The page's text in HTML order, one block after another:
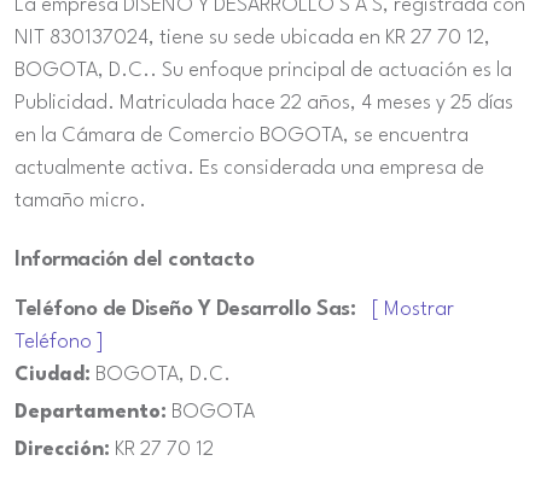
La empresa DISEÑO Y DESARROLLO S A S, registrada con
NIT 830137024, tiene su sede ubicada en KR 27 70 12,
BOGOTA, D.C.. Su enfoque principal de actuación es la
Publicidad. Matriculada hace 22 años, 4 meses y 25 días
en la Cámara de Comercio BOGOTA, se encuentra
actualmente activa. Es considerada una empresa de
tamaño micro.
Información del contacto
Teléfono de Diseño Y Desarrollo Sas:
[ Mostrar
Teléfono ]
Ciudad: BOGOTA, D.C.
Departamento: BOGOTA
Dirección: KR 27 70 12